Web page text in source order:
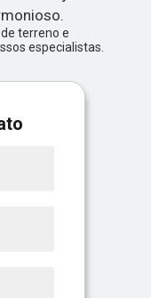
terreno e
especialistas.